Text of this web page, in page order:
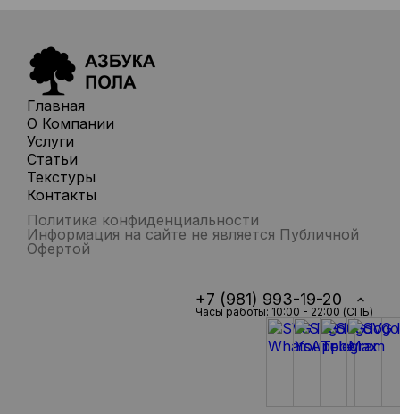
Главная
О Компании
Услуги
Статьи
Текстуры
Контакты
Политика конфиденциальности
Информация на сайте не является Публичной
Офертой
+7 (981) 993-19-20
Часы работы: 10:00 - 22:00 (СПБ)